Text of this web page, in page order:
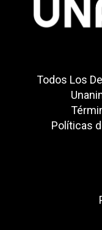
Todos Los
Políticas